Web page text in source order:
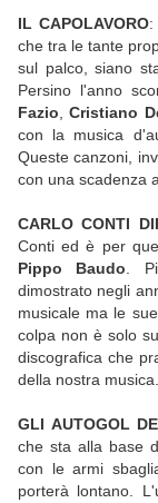
IL CAPOLAVORO:
che tra le tante
sul palco, siano
Persino l'anno
Fazio ,Cristiano
con la musica
Queste canzoni,
con una scadenza
CARLO CONTI
Conti ed è per
Pippo Baudo .
dimostrato negli
musicale ma le
colpa non è solo
discografica che
della nostra musica.
GLI AUTOGOL
che sta alla base
con le armi
porterà lontano.